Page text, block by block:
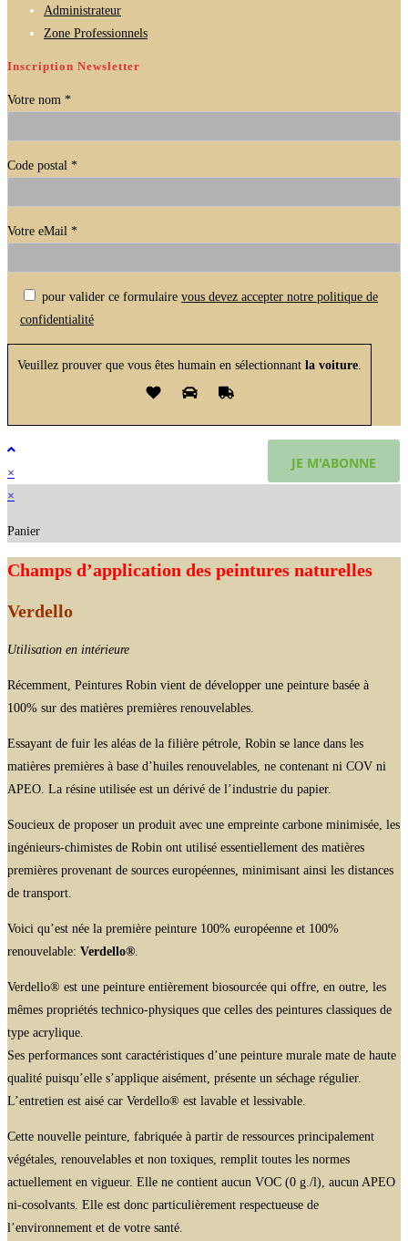
Administrateur
Zone Professionnels
Inscription Newsletter
Votre nom *
Code postal *
Votre eMail *
Veuillez laisser ce champ vide.
pour valider ce formulaire vous devez accepter notre politique de
confidentialité
Veuillez prouver que vous êtes humain en sélectionnant la voiture
×
×
Panier
Champs d’application des peintures naturelles
Verdello
Utilisation en intérieure
Récemment, Peintures Robin vient de développer une peinture basée à
100% sur des matières premières renouvelables.
Essayant de fuir les aléas de la filière pétrole, Robin se lance dans les
matières premières à base d’huiles renouvelables, ne contenant ni COV ni
APEO. La résine utilisée est un dérivé de l’industrie du papier.
Soucieux de proposer un produit avec une empreinte carbone minimisée, les
ingénieurs-chimistes de Robin ont utilisé essentiellement des matières
premières provenant de sources européennes, minimisant ainsi les distances
de transport.
Voici qu’est née la première peinture 100% européenne et 100%
renouvelable: Verdello®.
Verdello® est une peinture entièrement biosourcée qui offre, en outre, les
mêmes propriétés technico-physiques que celles des peintures classiques de
type acrylique.
Ses performances sont caractéristiques d’une peinture murale mate de haute
qualité puisqu’elle s’applique aisément, présente un séchage régulier.
L’entretien est aisé car Verdello® est lavable et lessivable.
Cette nouvelle peinture, fabriquée à partir de ressources principalement
végétales, renouvelables et non toxiques, remplit toutes les normes
actuellement en vigueur. Elle ne contient aucun VOC (0 g./l), aucun APEO
ni-cosolvants. Elle est donc particulièrement respectueuse de
l’environnement et de votre santé.